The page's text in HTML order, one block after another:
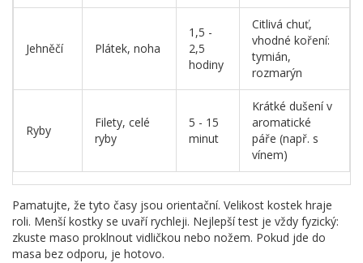
Jehněčí Plátek, noha
1,5 -
2,5
hodiny
Citlivá chuť,
vhodné koření:
tymián,
rozmarýn
Ryby
Filety, celé
ryby
5 - 15
minut
Krátké dušení v
aromatické
páře (např. s
vínem)
Pamatujte, že tyto časy jsou orientační. Velikost kostek hraje
roli. Menší kostky se uvaří rychleji. Nejlepší test je vždy fyzický:
zkuste maso proklnout vidličkou nebo nožem. Pokud jde do
masa bez odporu, je hotovo.